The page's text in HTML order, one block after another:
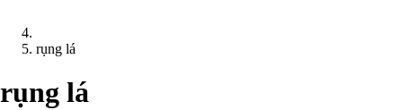
rụng lá
rụng lá